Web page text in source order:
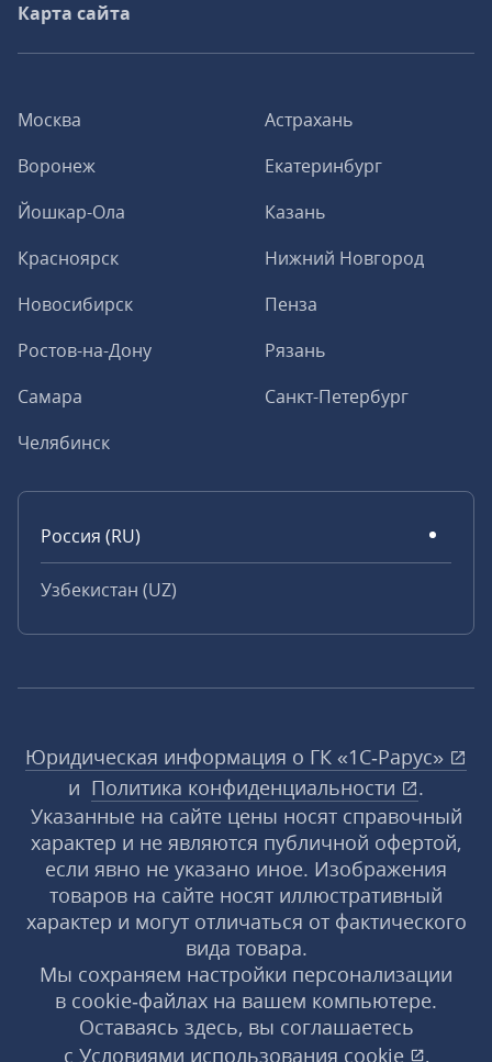
Москва
Астрахань
Воронеж
Екатеринбург
Йошкар-Ола
Казань
Красноярск
Нижний Новгород
Новосибирск
Пенза
Ростов-на-Дону
Рязань
Самара
Санкт-Петербург
Челябинск
Россия (RU)
Узбекистан (UZ)
Карта сайта
Юридическая информация о ГК «1С‑Рарус»
и Политика конфиденциальности
.
Указанные на сайте цены носят справочный
характер и не являются публичной офертой,
если явно не указано иное. Изображения
товаров на сайте носят иллюстративный
характер и могут отличаться от фактического
вида товара.
Мы сохраняем настройки персонализации
в cookie‑файлах на вашем компьютере.
Оставаясь здесь, вы соглашаетесь
с Условиями использования cookie ,